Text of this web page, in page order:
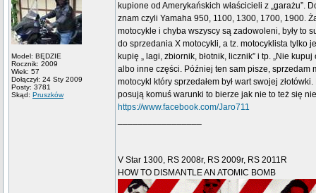
Model: BĘDZIE
Rocznik: 2009
Wiek: 57
Dołączył: 24 Sty 2009
Posty: 3781
Skąd: Pruszków
kupione od Amerykańskich właścicieli z „garażu”.
znam czyli Yamaha 950, 1100, 1300, 1700, 1900.
motocykle i chyba wszyscy są zadowoleni, były to
do sprzedania X motocykli, a tz. motocyklista tylko
kupię „ lagi, zbiornik, błotnik, licznik” i tp. „Nie
albo inne części. Później ten sam pisze, sprzedam
motocykl który sprzedałem był wart swojej
posują komuś warunki to bierze jak nie to też się
https://www.facebook.com/Jaro711
V Star 1300, RS 2008r, RS 2009r, RS 2011R
HOW TO DISMANTLE AN ATOMIC BOMB